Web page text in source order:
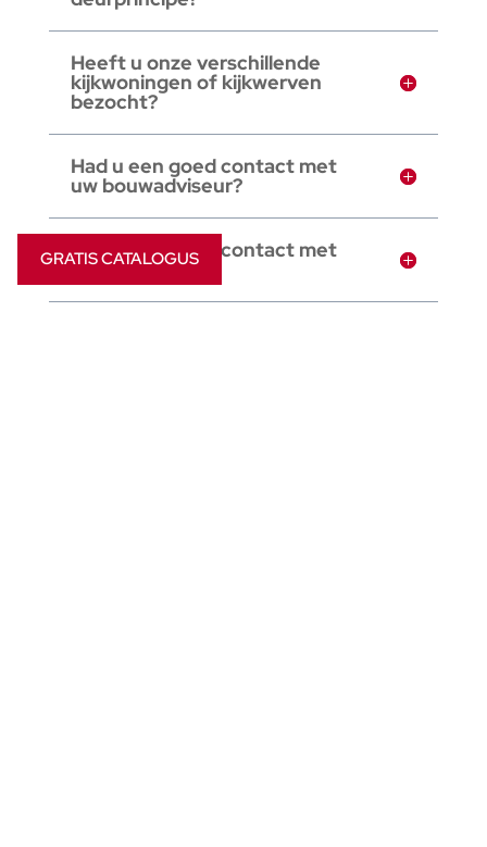
GRATIS CATALOGUS
Heeft u onze verschillende
kijkwoningen of kijkwerven
bezocht?
Had u een goed contact met
uw bouwadviseur?
Had u een goed contact met
uw werfleider?